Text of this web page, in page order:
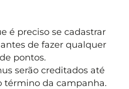
é preciso se cadastrar
de fazer qualquer
pontos.
serão creditados até
término da campanha.